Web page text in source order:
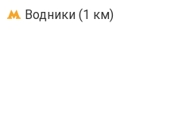
Водники (1 км)